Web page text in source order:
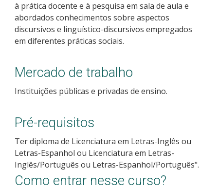
Resultados
Como posso estudar no IFSC?
Calendário de inscrições
Processos Seletivos
Cotas
Orientações para comprovação de cotas
Inscrições e acompanhamento
à prática docente e à pesquisa em sala de aula e
abordados conhecimentos sobre aspectos
discursivos e linguístico-discursivos empregados
em diferentes práticas sociais.
Mercado de trabalho
Instituições públicas e privadas de ensino.
Pré-requisitos
Ter diploma de Licenciatura em Letras-Inglês ou
Letras-Espanhol ou Licenciatura em Letras-
Inglês/Português ou Letras-Espanhol/Português".
Como entrar nesse curso?